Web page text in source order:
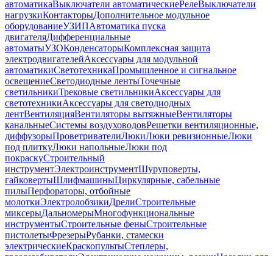
автоматикаВыключатели автоматическиеРелеВыключатели
нагрузкиКонтакторыДополнительное модульное
оборудованиеУЗИПАвтоматика пуска
двигателяДифференциальные
автоматыУЗОКонденсаторыКомплексная защита
электродвигателейАксессуары для модульной
автоматикиСветотехникаПромышленное и сигнальное
освещениеСветодиодные лентыТочечные
светильникиТрековые светильникиАксессуары для
светотехникиАксессуары для светодиодных
лентВентиляцияВентиляторы вытяжныеВентиляторы
канальныеСистемы воздуховодовРешетки вентиляционные,
диффузорыПроветривателиЛюкиЛюки ревизионныеЛюки
под плиткуЛюки напольныеЛюки под
покраскуСтроительный
инструментЭлектроинструментШуруповерты,
гайковертыШлифмашиныЦиркулярные, сабельные
пилыПерфораторы, отбойные
молоткиЭлектролобзикиДрелиСтроительные
миксерыДальномерыМногофункциональные
инструментыСтроительные феныСтроительные
пистолетыФрезерыРубанки, стамески
электрическиеКраскопультыСтеплеры,